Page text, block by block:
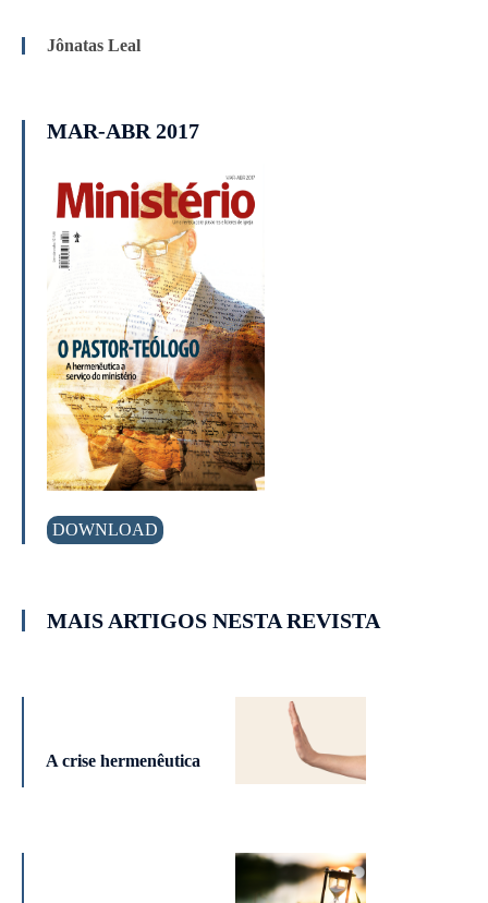
Jônatas Leal
MAR-ABR 2017
DOWNLOAD
MAIS ARTIGOS NESTA REVISTA
A crise hermenêutica